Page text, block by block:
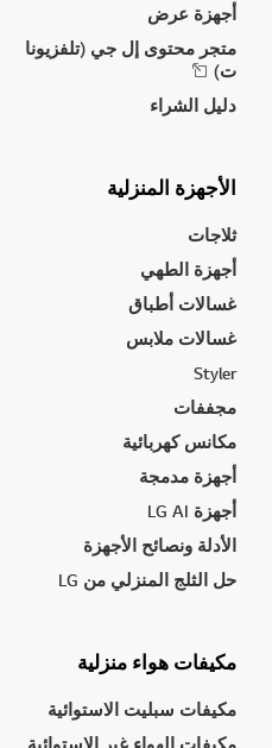
أجهزة عرض
متجر محتوى إل جي (تلفزيونا
ت)
دليل الشراء
الأجهزة المنزلية
ثلاجات
أجهزة الطهي
غسالات أطباق
غسالات ملابس
Styler
مجففات
مكانس كهربائية
أجهزة مدمجة
أجهزة LG AI
الأدلة ونصائح الأجهزة
حل الثلج المنزلي من LG
مكيفات هواء منزلية
مكيفات سبليت الاستوائية